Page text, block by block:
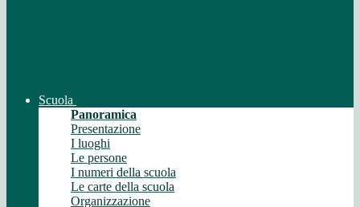
Scuola
Panoramica
Presentazione
I luoghi
Le persone
I numeri della scuola
Le carte della scuola
Organizzazione